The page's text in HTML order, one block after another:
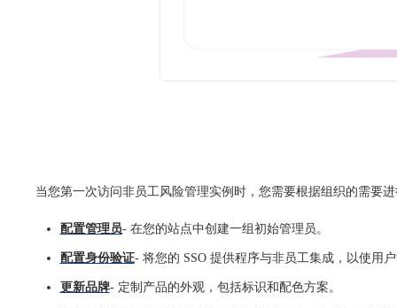
当您第一次访问非员工风险管理实例时，您需要根据组织的需要
配置管理员- 在您的站点中创建一组初始管理员。
配置身份验证- 将您的 SSO 提供程序与非员工集成，以使用
更新品牌- 定制产品的外观，包括标识和配色方案。